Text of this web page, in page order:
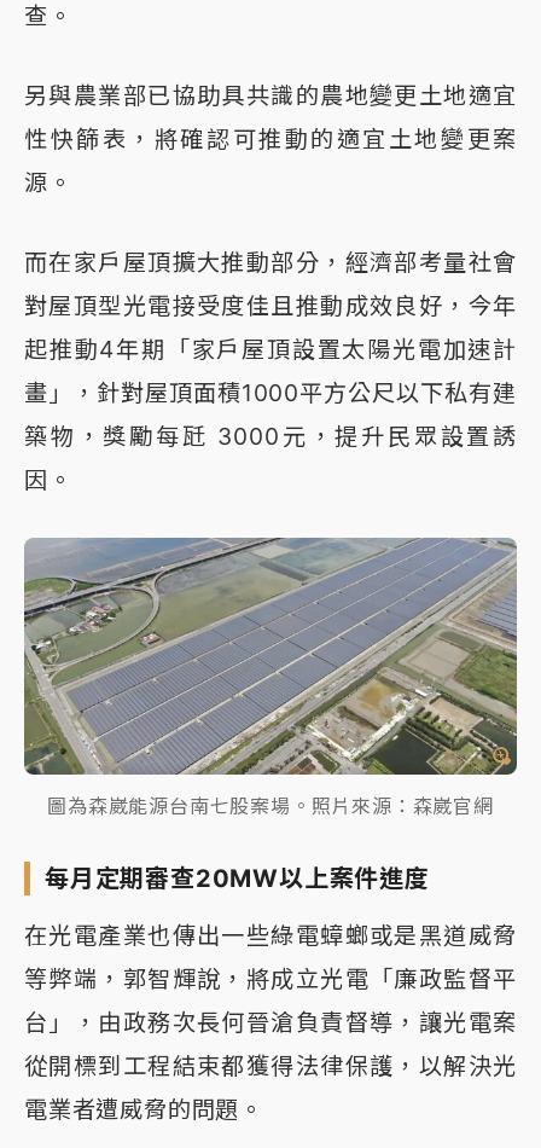
查。
另與農業部已協助具共識的農地變更土地適宜
性快篩表，將確認可推動的適宜土地變更案
源。
而在家戶屋頂擴大推動部分，經濟部考量社會
對屋頂型光電接受度佳且推動成效良好，今年
起推動4年期「家戶屋頂設置太陽光電加速計
畫」，針對屋頂面積1000平方公尺以下私有建
築物，獎勵每瓩 3000元，提升民眾設置誘
因。
圖為森崴能源台南七股案場。照片來源：森崴官網
每月定期審查20MW以上案件進度
在光電產業也傳出一些綠電蟑螂或是黑道威脅
等弊端，郭智輝說，將成立光電「廉政監督平
台」，由政務次長何晉滄負責督導，讓光電案
從開標到工程結束都獲得法律保護，以解決光
電業者遭威脅的問題。